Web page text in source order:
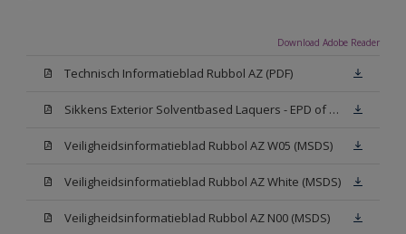
Download Adobe Reader
Technisch Informatieblad Rubbol AZ (PDF)
Sikkens Exterior Solventbased Laquers - EPD of Milieuproductverklaring
Veiligheidsinformatieblad Rubbol AZ W05 (MSDS)
Veiligheidsinformatieblad Rubbol AZ White (MSDS)
Veiligheidsinformatieblad Rubbol AZ N00 (MSDS)